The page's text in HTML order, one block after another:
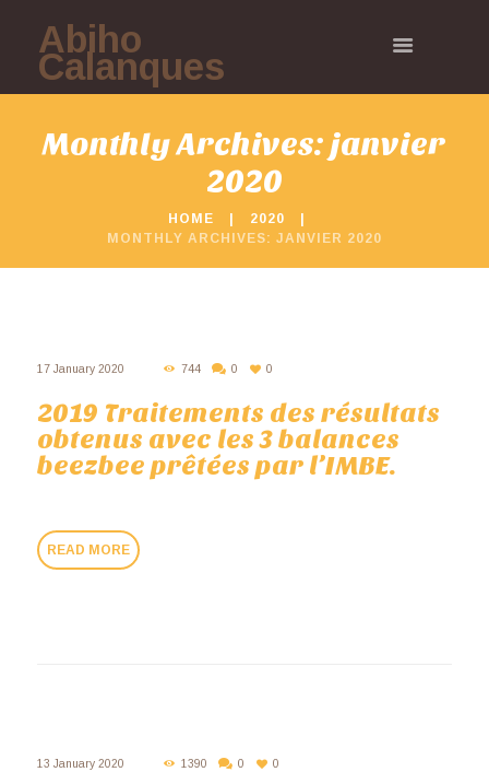
Abiho
Calanques
Monthly Archives: janvier
2020
HOME
2020
MONTHLY ARCHIVES: JANVIER 2020
17 January 2020 744 0 0
2019 Traitements des résultats
obtenus avec les 3 balances
beezbee prêtées par l’IMBE.
READ MORE
13 January 2020 1390 0 0